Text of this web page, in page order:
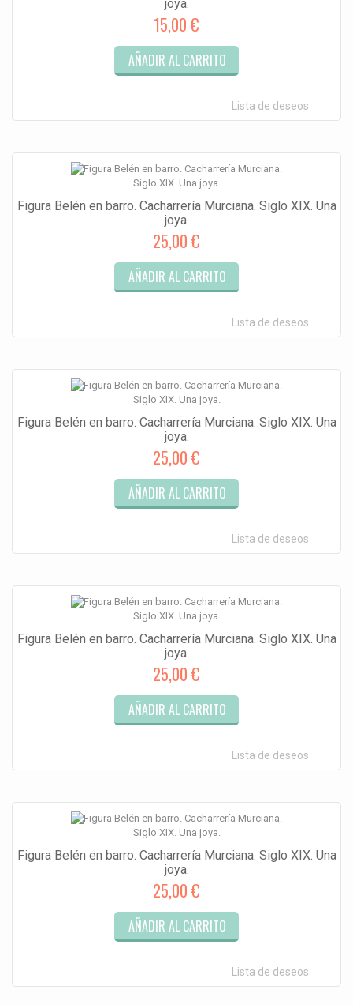
joya.
15,00 €
AÑADIR AL CARRITO
Lista de deseos
Figura Belén en barro. Cacharrería Murciana. Siglo XIX. Una
joya.
25,00 €
AÑADIR AL CARRITO
Lista de deseos
Figura Belén en barro. Cacharrería Murciana. Siglo XIX. Una
joya.
25,00 €
AÑADIR AL CARRITO
Lista de deseos
Figura Belén en barro. Cacharrería Murciana. Siglo XIX. Una
joya.
25,00 €
AÑADIR AL CARRITO
Lista de deseos
Figura Belén en barro. Cacharrería Murciana. Siglo XIX. Una
joya.
25,00 €
AÑADIR AL CARRITO
Lista de deseos